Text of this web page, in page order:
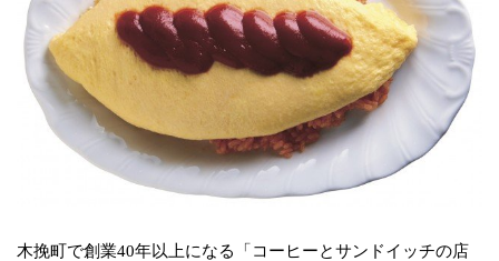
木挽町で創業40年以上になる「コーヒーとサンドイッチの店